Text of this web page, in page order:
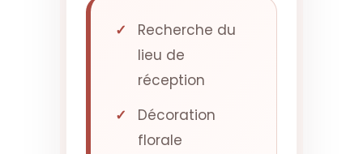
Recherche du
lieu de
réception
Décoration
florale